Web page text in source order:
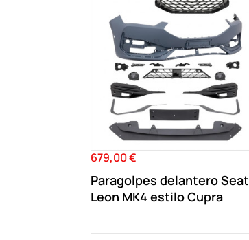
Precio
679,00 €
Paragolpes delantero Seat
Leon MK4 estilo Cupra